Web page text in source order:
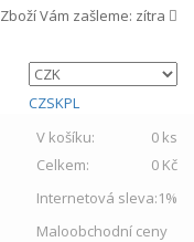
Zboží Vám zašleme: zítra
CZSKPL
V košíku:
0 ks
Celkem:
0 Kč
Internetová sleva:1%
Maloobchodní ceny